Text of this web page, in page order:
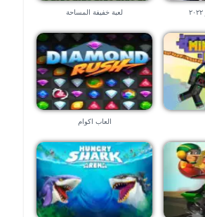
لعبة خفيفة المساحة
العاب اكوام